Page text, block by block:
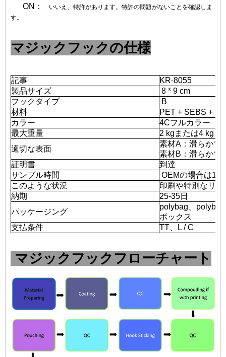
ON：
いいえ、特許があります。特許の問題がないことを確認しま
す。
マジックフックの仕様
記事
KR-8055
製品サイズ
8 * 9 cm
フックタイプ
B
材料
PET + SEBS +
カラー
4Cフルカラー
最大重量
2 kgまたは4 kg
適切な表面
素材A：滑らかで
素材B：滑らかで
証明書
到達
サンプル時間
OEMの場合は
このような状況
印刷や特別なリ
納期
25-35日
パッケージング
polybag、
ボックス
支払条件
TT、L / C
マジックフックフローチャート